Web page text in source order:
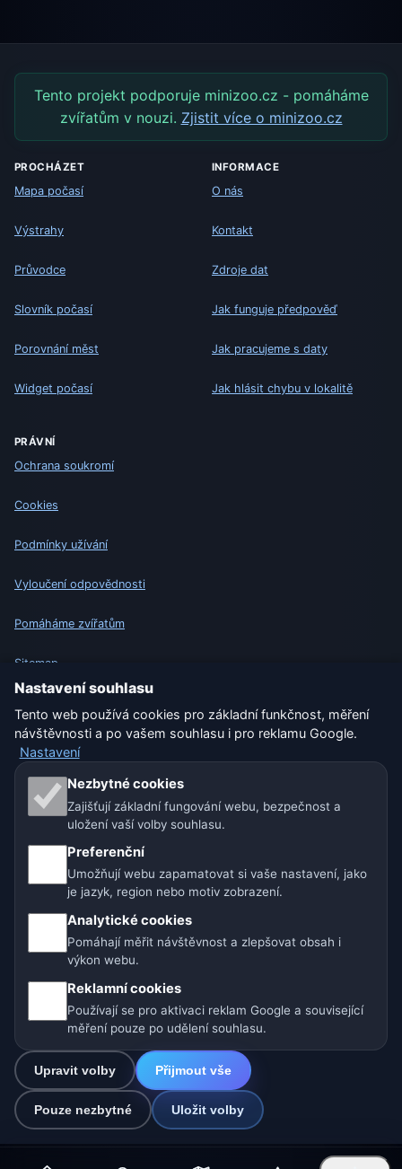
Tento projekt podporuje minizoo.cz - pomáháme
zvířatům v nouzi. Zjistit více o minizoo.cz
PROCHÁZET
Mapa počasí
Výstrahy
Průvodce
Slovník počasí
Porovnání měst
Widget počasí
INFORMACE
O nás
Kontakt
Zdroje dat
Jak funguje předpověď
Jak pracujeme s daty
Jak hlásit chybu v lokalitě
PRÁVNÍ
Ochrana soukromí
Cookies
Podmínky užívání
Vyloučení odpovědnosti
Pomáháme zvířatům
Sitemap
Nastavení
Naše weby o počasí:
🇨🇿 Česko 🇭🇷 Chorvatsko 🇧🇬 Bulharsko
🇩🇪🇦🇹🇨🇭 Německo / Rakousko / Švýcarsko
🌎 Latinská Amerika a Španělsko
🇮🇳 Jižní a jihovýchodní Asie
Provozovatel: Spolek Minizoo.cz z.s. | IČO: 21135550 |
info@pocasi.online
© 2026 Počasí Online · Meteorologická data: MET Norway · Open-
Meteo. Výstrahy počasí: ČHMÚ.
Nastavení souhlasu
Tento web používá cookies pro základní funkčnost, měření
návštěvnosti a po vašem souhlasu i pro reklamu Google.
Nastavení
Nezbytné cookies
Zajišťují základní fungování webu, bezpečnost a
uložení vaší volby souhlasu.
Preferenční
Umožňují webu zapamatovat si vaše nastavení, jako
je jazyk, region nebo motiv zobrazení.
Analytické cookies
Pomáhají měřit návštěvnost a zlepšovat obsah i
výkon webu.
Reklamní cookies
Používají se pro aktivaci reklam Google a související
měření pouze po udělení souhlasu.
Upravit volby Přijmout vše
Pouze nezbytné Uložit volby